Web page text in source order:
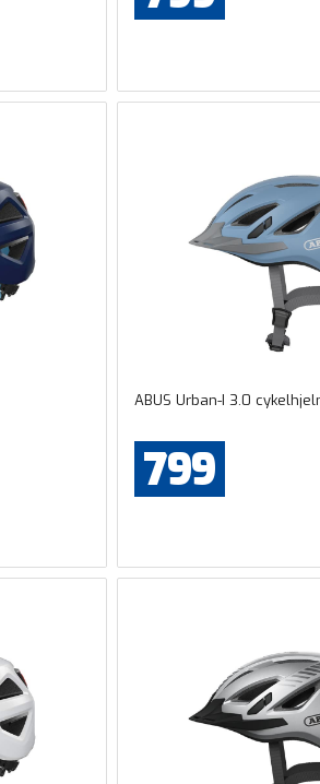
ABUS Urban-I 3.0
799